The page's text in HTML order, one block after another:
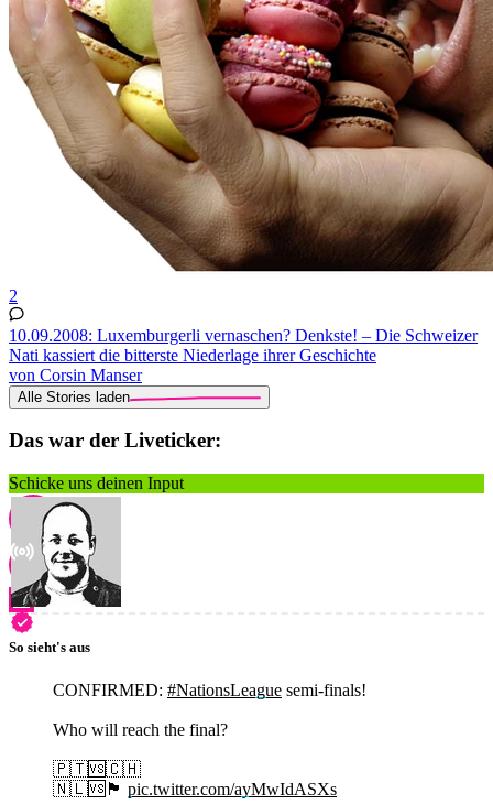
2
10.09.2008: Luxemburgerli vernaschen? Denkste! – Die Schweizer
Nati kassiert die bitterste Niederlage ihrer Geschichte
von Corsin Manser
Alle Stories laden
Das war der Liveticker:
Schicke uns deinen Input
So sieht's aus
CONFIRMED: #NationsLeague semi-finals!
Who will reach the final?
🇵🇹🆚🇨🇭
🇳🇱🆚🏴󠁧󠁢󠁥󠁮󠁧󠁿 pic.twitter.com/ayMwIdASXs